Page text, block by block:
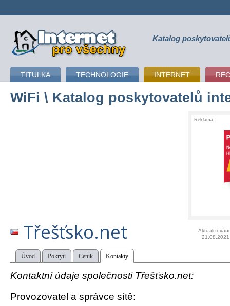
připojení k internetu Katalog
TITULKA TECHNOLOGIE INTERNET
WiFi \ Katalog poskytovatelů
Reklama:
Třešťsko.net
21.08.2021
Úvod Pokrytí Ceník Kontakty
Kontaktní údaje společnosti Třešťsko.net:
Provozovatel a správce sítě: